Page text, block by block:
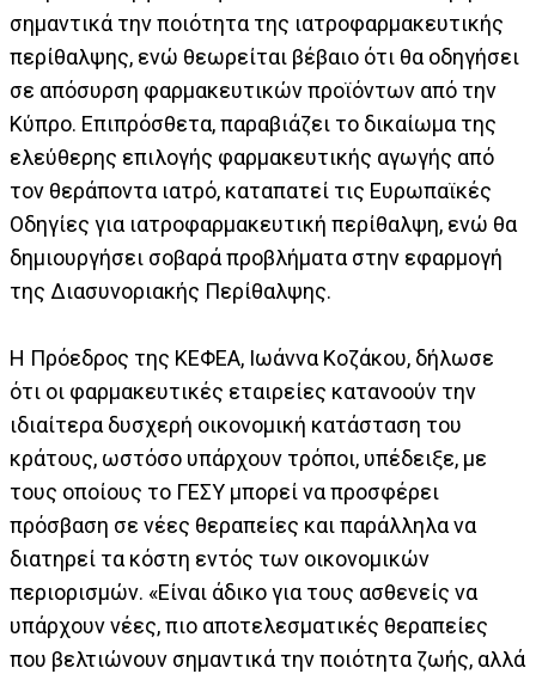
σημαντικά την ποιότητα της ιατροφαρμακευτικής
περίθαλψης, ενώ θεωρείται βέβαιο ότι θα οδηγήσει
σε απόσυρση φαρμακευτικών προϊόντων από την
Κύπρο. Επιπρόσθετα, παραβιάζει το δικαίωμα της
ελεύθερης επιλογής φαρμακευτικής αγωγής από
τον θεράποντα ιατρό, καταπατεί τις Ευρωπαϊκές
Οδηγίες για ιατροφαρμακευτική περίθαλψη, ενώ θα
δημιουργήσει σοβαρά προβλήματα στην εφαρμογή
της Διασυνοριακής Περίθαλψης.
Η Πρόεδρος της ΚΕΦΕΑ, Ιωάννα Κοζάκου, δήλωσε
ότι οι φαρμακευτικές εταιρείες κατανοούν την
ιδιαίτερα δυσχερή οικονομική κατάσταση του
κράτους, ωστόσο υπάρχουν τρόποι, υπέδειξε, με
τους οποίους το ΓΕΣΥ μπορεί να προσφέρει
πρόσβαση σε νέες θεραπείες και παράλληλα να
διατηρεί τα κόστη εντός των οικονομικών
περιορισμών. «Είναι άδικο για τους ασθενείς να
υπάρχουν νέες, πιο αποτελεσματικές θεραπείες
που βελτιώνουν σημαντικά την ποιότητα ζωής, αλλά